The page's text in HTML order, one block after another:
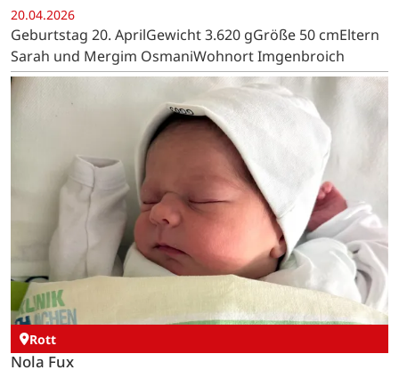
20.04.2026
Geburtstag 20. AprilGewicht 3.620 gGröße 50 cmEltern
Sarah und Mergim OsmaniWohnort Imgenbroich
Rott
Nola Fux